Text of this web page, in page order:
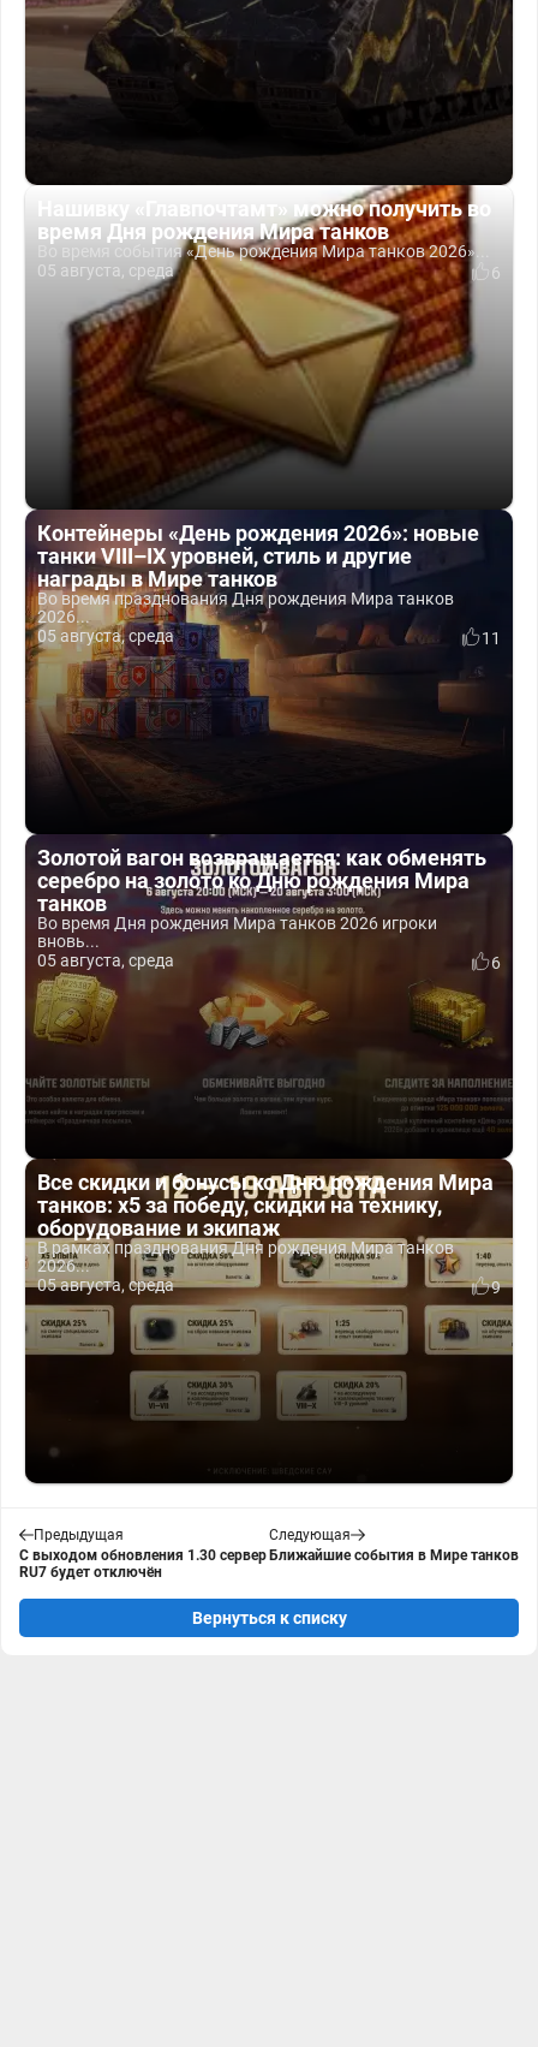
Нашивку «Главпочтамт» можно получить во
время Дня рождения Мира танков
Во время события «День рождения Мира танков 2026»...
05 августа, среда
6
Контейнеры «День рождения 2026»: новые
танки VIII–IX уровней, стиль и другие
награды в Мире танков
Во время празднования Дня рождения Мира танков
2026...
05 августа, среда
11
Золотой вагон возвращается: как обменять
серебро на золото ко Дню рождения Мира
танков
Во время Дня рождения Мира танков 2026 игроки
вновь...
05 августа, среда
6
Все скидки и бонусы ко Дню рождения Мира
танков: x5 за победу, скидки на технику,
оборудование и экипаж
В рамках празднования Дня рождения Мира танков
2026...
05 августа, среда
9
Предыдущая
С выходом обновления 1.30 сервер
RU7 будет отключён
Следующая
Ближайшие события в Мире танков
Вернуться к списку